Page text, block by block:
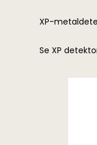
XP-
Se XP